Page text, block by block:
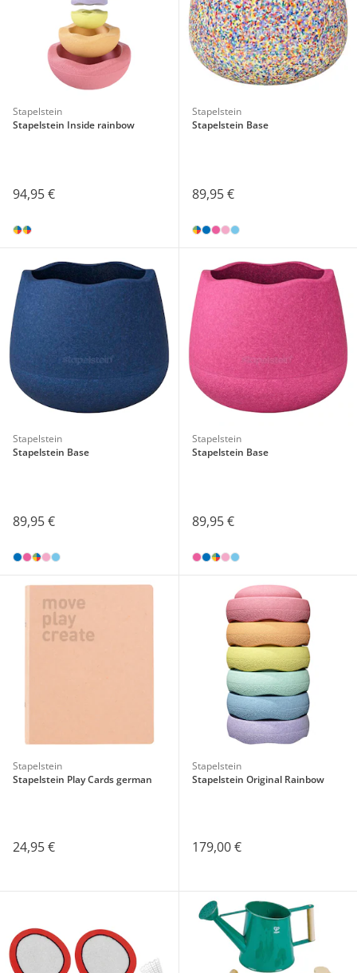
Stapelstein
Stapelstein Inside rainbow
94,95 €
Stapelstein
Stapelstein Base
89,95 €
Stapelstein
Stapelstein Base
89,95 €
Stapelstein
Stapelstein Base
89,95 €
Stapelstein
Stapelstein Play Cards german
24,95 €
Stapelstein
Stapelstein Original Rainbow
179,00 €